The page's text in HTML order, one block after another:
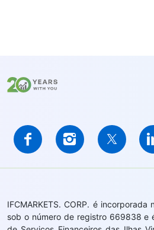
IFCMARKETS. CORP. é
sob o número de registro 669838 e